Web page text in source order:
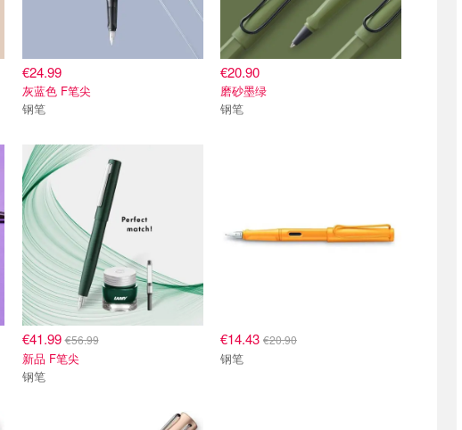
€24.99
灰蓝色 F笔尖
钢笔
€20.90
磨砂墨绿
钢笔
€41.99€56.99
新品 F笔尖
钢笔
€14.43 €20.90
钢笔